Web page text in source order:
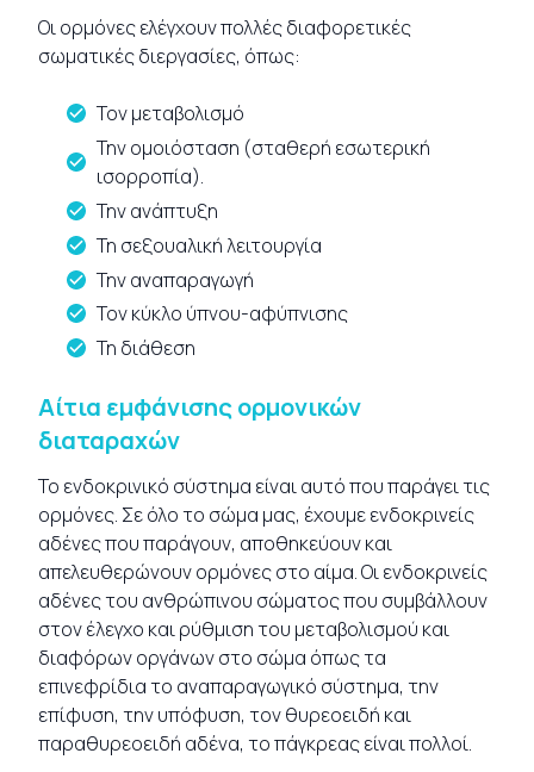
Οι ορμόνες ελέγχουν πολλές διαφορετικές
σωματικές διεργασίες, όπως:
Τον μεταβολισμό
Την ομοιόσταση (σταθερή εσωτερική
ισορροπία).
Την ανάπτυξη
Τη σεξουαλική λειτουργία
Την αναπαραγωγή
Τον κύκλο ύπνου-αφύπνισης
Τη διάθεση
Αίτια εμφάνισης ορμονικών
διαταραχών
Το ενδοκρινικό σύστημα είναι αυτό που παράγει τις
ορμόνες. Σε όλο το σώμα μας, έχουμε ενδοκρινείς
αδένες που παράγουν, αποθηκεύουν και
απελευθερώνουν ορμόνες στο αίμα. Οι ενδοκρινείς
αδένες του ανθρώπινου σώματος που συμβάλλουν
στον έλεγχο και ρύθμιση του μεταβολισμού και
διαφόρων οργάνων στο σώμα όπως τα
επινεφρίδια το αναπαραγωγικό σύστημα, την
επίφυση, την υπόφυση, τον θυρεοειδή και
παραθυρεοειδή αδένα, το πάγκρεας είναι πολλοί.